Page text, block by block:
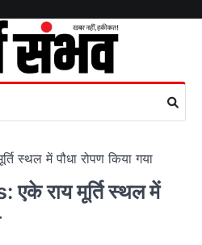
स्थल में पौधा रोपण किया गया
राय मूर्ति स्थल में